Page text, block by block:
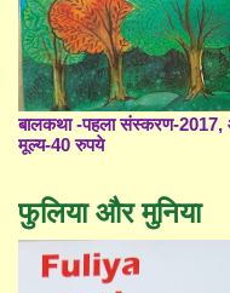
बालकथा -पहला संस्करण-2017,
मूल्य-40 रुपये
फुलिया और मुनिया